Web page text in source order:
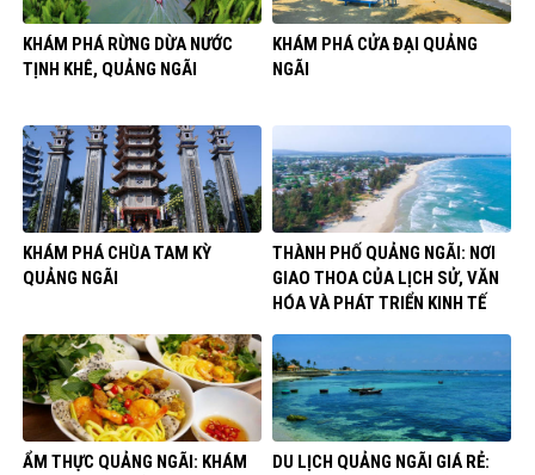
KHÁM PHÁ RỪNG DỪA NƯỚC
TỊNH KHÊ, QUẢNG NGÃI
KHÁM PHÁ CỬA ĐẠI QUẢNG
NGÃI
KHÁM PHÁ CHÙA TAM KỲ
QUẢNG NGÃI
THÀNH PHỐ QUẢNG NGÃI: NƠI
GIAO THOA CỦA LỊCH SỬ, VĂN
HÓA VÀ PHÁT TRIỂN KINH TẾ
ẨM THỰC QUẢNG NGÃI: KHÁM
DU LỊCH QUẢNG NGÃI GIÁ RẺ: